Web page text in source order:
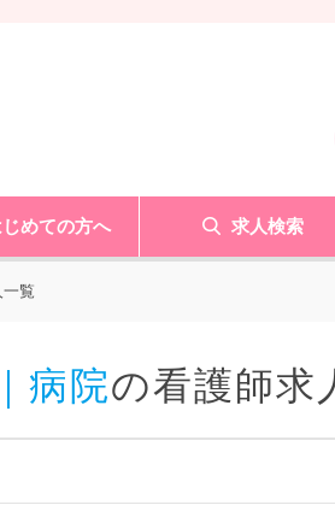
じめての方へ 求人検索
覧
病院の看護師求